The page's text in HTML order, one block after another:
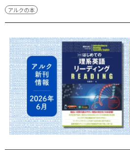
アルクの本